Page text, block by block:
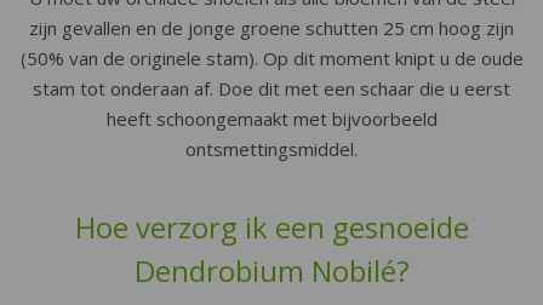
zijn gevallen en de jonge groene schutten 25 cm hoog zijn
(50% van de originele stam). Op dit moment knipt u de oude
stam tot onderaan af. Doe dit met een schaar die u eerst
heeft schoongemaakt met bijvoorbeeld
ontsmettingsmiddel.
Hoe verzorg ik een gesnoeide
Dendrobium Nobilé?